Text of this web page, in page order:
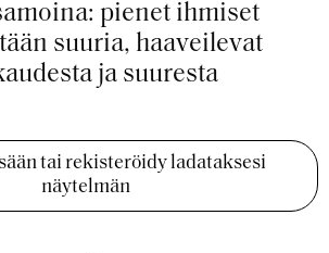
pienet ihmiset
suuria, haaveilevat
ja suuresta
tai rekisteröidy ladataksesi
näytelmän